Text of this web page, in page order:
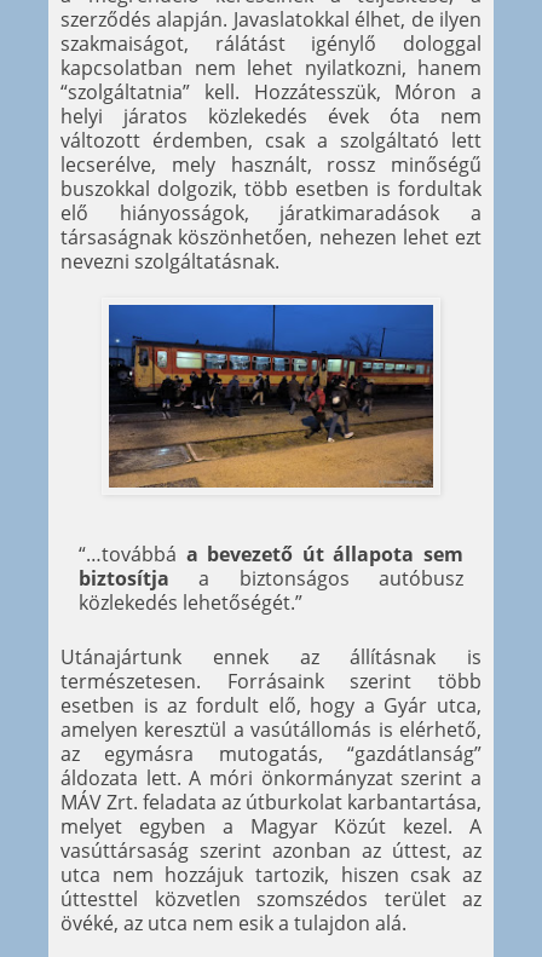
szerződés alapján. Javaslatokkal élhet, de ilyen
szakmaiságot, rálátást igénylő dologgal
kapcsolatban nem lehet nyilatkozni, hanem
“szolgáltatnia” kell. Hozzátesszük, Móron a
helyi járatos közlekedés évek óta nem
változott érdemben, csak a szolgáltató lett
lecserélve, mely használt, rossz minőségű
buszokkal dolgozik, több esetben is fordultak
elő hiányosságok, járatkimaradások a
társaságnak köszönhetően, nehezen lehet ezt
nevezni szolgáltatásnak.
“…továbbá a bevezető út állapota sem
biztosítja a biztonságos autóbusz
közlekedés lehetőségét.”
Utánajártunk ennek az állításnak is
természetesen. Forrásaink szerint több
esetben is az fordult elő, hogy a Gyár utca,
amelyen keresztül a vasútállomás is elérhető,
az egymásra mutogatás, “gazdátlanság”
áldozata lett. A móri önkormányzat szerint a
MÁV Zrt. feladata az útburkolat karbantartása,
melyet egyben a Magyar Közút kezel. A
vasúttársaság szerint azonban az úttest, az
utca nem hozzájuk tartozik, hiszen csak az
úttesttel közvetlen szomszédos terület az
övéké, az utca nem esik a tulajdon alá.